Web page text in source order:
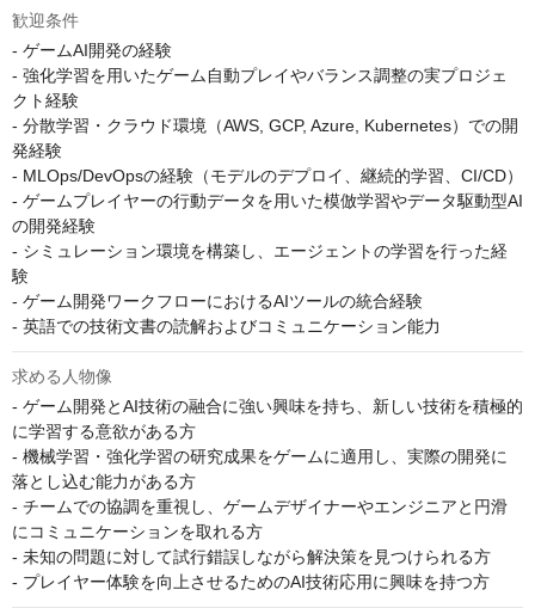
歓迎条件
- ゲームAI開発の経験
- 強化学習を用いたゲーム自動プレイやバランス調整の実プロジェ
クト経験
- 分散学習・クラウド環境（AWS, GCP, Azure, Kubernetes）での開
発経験
- MLOps/DevOpsの経験（モデルのデプロイ、継続的学習、CI/CD）
- ゲームプレイヤーの行動データを用いた模倣学習やデータ駆動型AI
の開発経験
- シミュレーション環境を構築し、エージェントの学習を行った経
験
- ゲーム開発ワークフローにおけるAIツールの統合経験
- 英語での技術文書の読解およびコミュニケーション能力
求める人物像
- ゲーム開発とAI技術の融合に強い興味を持ち、新しい技術を積極的
に学習する意欲がある方
- 機械学習・強化学習の研究成果をゲームに適用し、実際の開発に
落とし込む能力がある方
- チームでの協調を重視し、ゲームデザイナーやエンジニアと円滑
にコミュニケーションを取れる方
- 未知の問題に対して試行錯誤しながら解決策を見つけられる方
- プレイヤー体験を向上させるためのAI技術応用に興味を持つ方